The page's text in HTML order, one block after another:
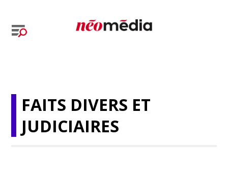
FAITS DIVERS ET
JUDICIAIRES